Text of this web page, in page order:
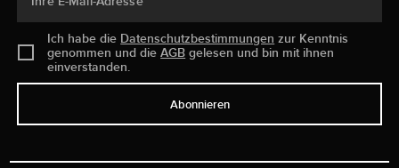
Ich habe die Datenschutzbestimmungen zur Kenntnis
genommen und dieAGB gelesen und bin mit ihnen
einverstanden.
Abonnieren